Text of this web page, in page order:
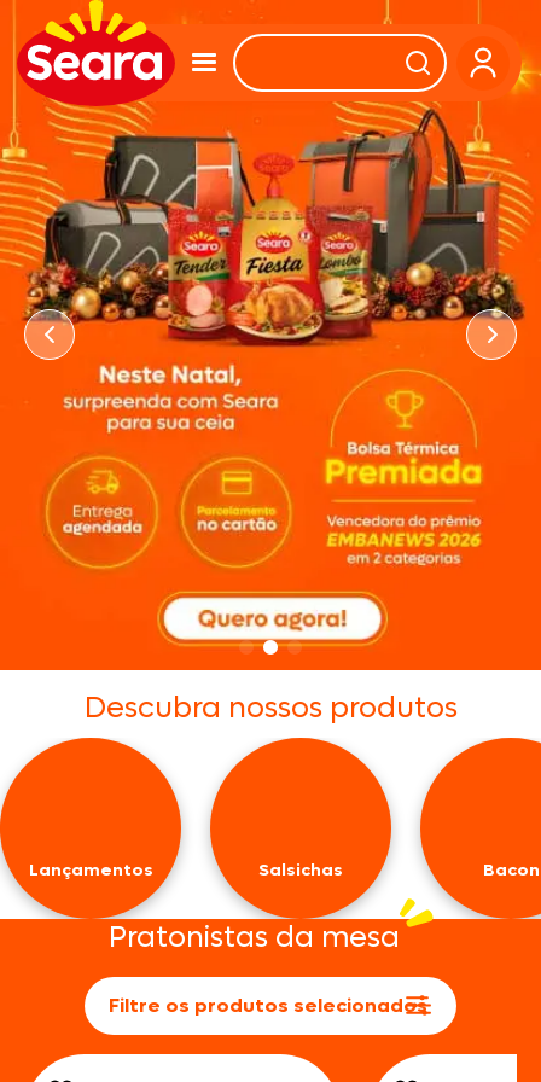
Descubra nossos produtos
Lançamentos Salsichas Bacon
Pratonistas da mesa
Abrir lista de prateleiras
Filtre os produtos selecionados